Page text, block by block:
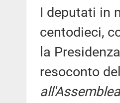
I deputati in
centodieci,
la
resoconto